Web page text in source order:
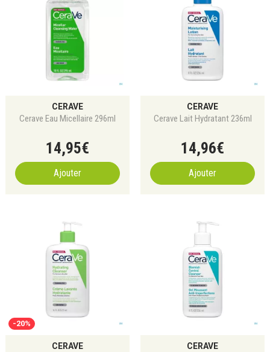
CERAVE
Cerave Eau Micellaire 296ml
14,95€
Ajouter
CERAVE
Cerave Lait Hydratant 236ml
14,96€
Ajouter
-20%
CERAVE CERAVE